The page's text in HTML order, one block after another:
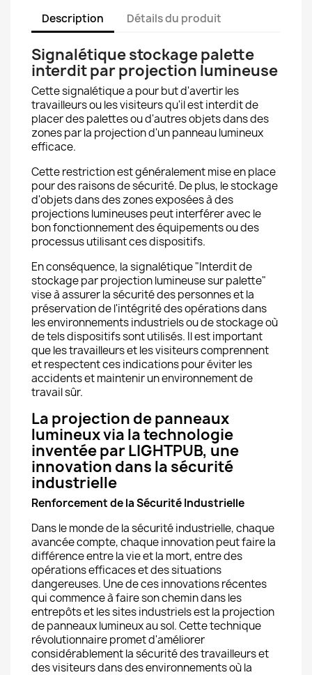
Description Détails du produit
Signalétique stockage palette
interdit par projection lumineuse
Cette signalétique a pour but d'avertir les
travailleurs ou les visiteurs qu'il est interdit de
placer des palettes ou d'autres objets dans des
zones par la projection d'un panneau lumineux
efficace.
Cette restriction est généralement mise en place
pour des raisons de sécurité. De plus, le stockage
d'objets dans des zones exposées à des
projections lumineuses peut interférer avec le
bon fonctionnement des équipements ou des
processus utilisant ces dispositifs.
En conséquence, la signalétique "Interdit de
stockage par projection lumineuse sur palette"
vise à assurer la sécurité des personnes et la
préservation de l'intégrité des opérations dans
les environnements industriels ou de stockage où
de tels dispositifs sont utilisés. Il est important
que les travailleurs et les visiteurs comprennent
et respectent ces indications pour éviter les
accidents et maintenir un environnement de
travail sûr.
La projection de panneaux
lumineux via la technologie
inventée par LIGHTPUB, une
innovation dans la sécurité
industrielle
Renforcement de la Sécurité Industrielle
Dans le monde de la sécurité industrielle, chaque
avancée compte, chaque innovation peut faire la
différence entre la vie et la mort, entre des
opérations efficaces et des situations
dangereuses. Une de ces innovations récentes
qui commence à faire son chemin dans les
entrepôts et les sites industriels est la projection
de panneaux lumineux au sol. Cette technique
révolutionnaire promet d'améliorer
considérablement la sécurité des travailleurs et
des visiteurs dans des environnements où la